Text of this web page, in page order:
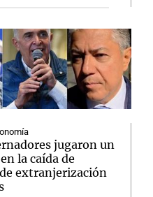
jugaron un
la caída de
extranjerización